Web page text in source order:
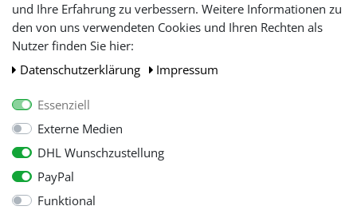
und Ihre Erfahrung zu verbessern. Weitere Informationen zu
den von uns verwendeten Cookies und Ihren Rechten als
Nutzer finden Sie hier:
Daten­schutz­erklärung
Impressum
Essenziell
Externe Medien
DHL Wunschzustellung
PayPal
Funktional
WIR AKZEPTIEREN